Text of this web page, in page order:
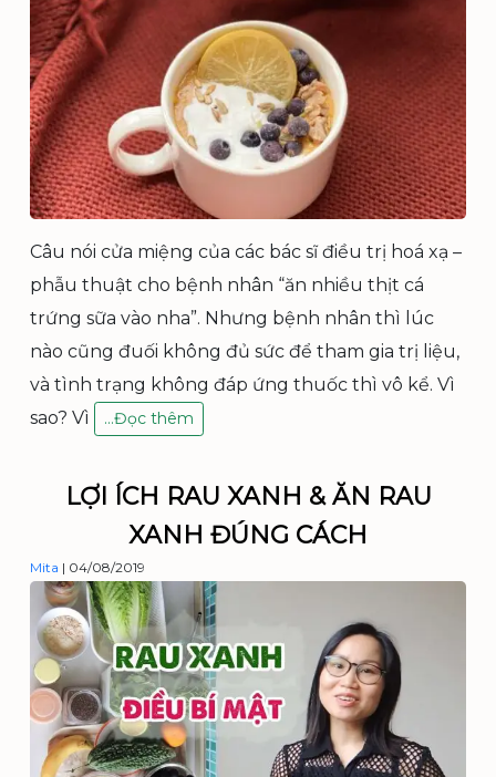
Câu nói cửa miệng của các bác sĩ điều trị hoá xạ –
phẫu thuật cho bệnh nhân “ăn nhiều thịt cá
trứng sữa vào nha”. Nhưng bệnh nhân thì lúc
nào cũng đuối không đủ sức để tham gia trị liệu,
và tình trạng không đáp ứng thuốc thì vô kể. Vì
sao? Vì
…N
Ê
Ă
N
H
Ự
C
V
Ậ
T
T
O
À
N
Đọc thêm
LỢI ÍCH RAU XANH & ĂN RAU
XANH ĐÚNG CÁCH
Mita | 04/08/2019